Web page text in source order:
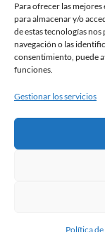
Para ofrecer las
para almacenar y/o
de estas tecnologías
navegación o las
consentimiento, puede
funciones.
Gestionar los servicios
Política
2026 Todos los